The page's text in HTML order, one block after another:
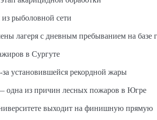
рыболовной сети
лагеря с дневным пребыванием на
в Сургуте
установившейся рекордной жары
одна из причин лесных пожаров в Югре
выходит на финишную прямую